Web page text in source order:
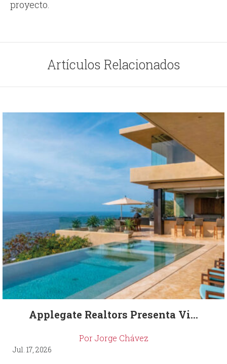
proyecto.
Artículos Relacionados
Applegate Realtors Presenta Vi...
Por Jorge Chávez
Jul. 17, 2026